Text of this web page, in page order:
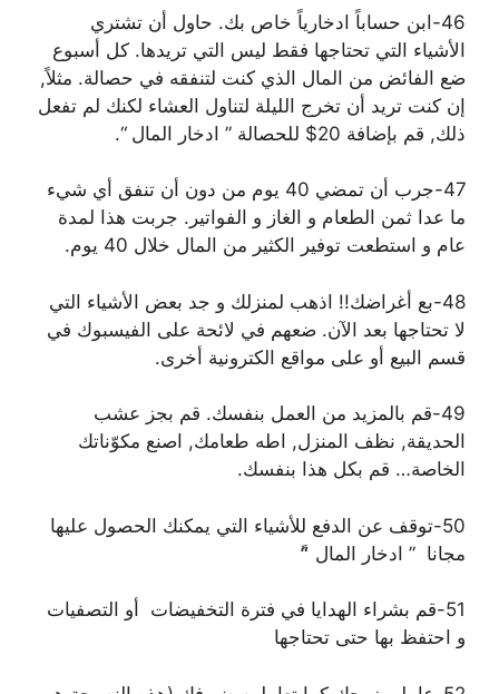
46-ابن حساباً ادخارياً خاص بك. حاول أن تشتري
الأشياء التي تحتاجها فقط ليس التي تريدها. كل أسبوع
ضع الفائض من المال الذي كنت لتنفقه في حصالة. مثلاً,
إن كنت تريد أن تخرج الليلة لتناول العشاء لكنك لم تفعل
ذلك, قم بإضافة 20$ للحصالة ” ادخار المال “.
47-جرب أن تمضي 40 يوم من دون أن تنفق أي شيء
ما عدا ثمن الطعام و الغاز و الفواتير. جربت هذا لمدة
عام و استطعت توفير الكثير من المال خلال 40 يوم.
48-بع أغراضك!! اذهب لمنزلك و جد بعض الأشياء التي
لا تحتاجها بعد الآن. ضعهم في لائحة على الفيسبوك في
قسم البيع أو على مواقع الكترونية أخرى.
49-قم بالمزيد من العمل بنفسك. قم بجز عشب
الحديقة, نظف المنزل, اطه طعامك, اصنع مكوّناتك
الخاصة… قم بكل هذا بنفسك.
50-توقف عن الدفع للأشياء التي يمكنك الحصول عليها
مجانا ” ادخار المال “ً
51-قم بشراء الهدايا في فترة التخفيضات أو التصفيات
و احتفظ بها حتى تحتاجها